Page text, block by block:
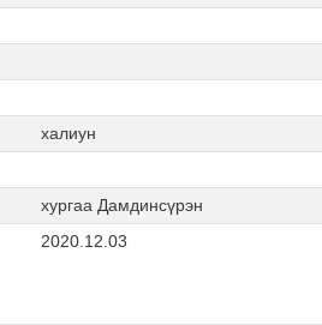
халиун
хургаа Дамдинсүрэн
2020.12.03